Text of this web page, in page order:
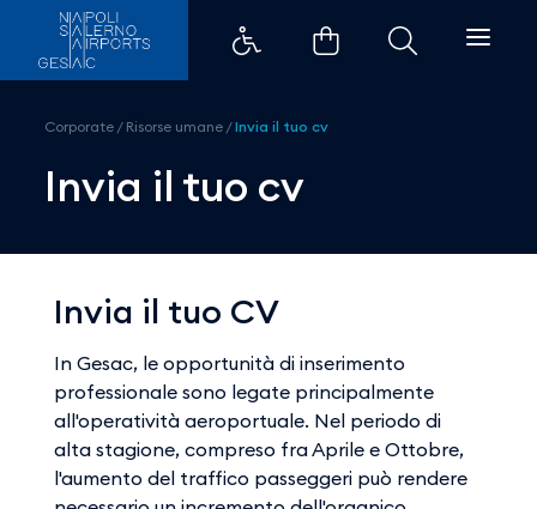
Invia il tuo cv - Aeroporti di
Corporate / Risorse umane /Invia il tuo cv
Invia il tuo cv
Invia il tuo CV
In Gesac, le opportunità di inserimento
professionale sono legate principalmente
all'operatività aeroportuale. Nel periodo di
alta stagione, compreso fra Aprile e Ottobre,
l'aumento del traffico passeggeri può rendere